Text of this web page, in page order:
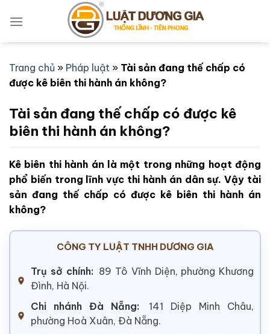
qua
Trang chủ » Pháp luật » Tài sản đang thế chấp có
được kê biên thi hành án không?
Tài sản đang thế chấp có được kê
biên thi hành án không?
Kê biên thi hành án là một trong những hoạt động
phổ biến trong lĩnh vực thi hành án dân sự. Vậy tài
sản đang thế chấp có được kê biên thi hành án
không?
CÔNG TY LUẬT TNHH DƯƠNG GIA
Trụ sở chính: 89 Tô Vĩnh Diện, phường Khương
Đình, Hà Nội.
Chi nhánh Đà Nẵng:
141 Diệp Minh Châu,
phường Hoà Xuân, Đà Nẵng.